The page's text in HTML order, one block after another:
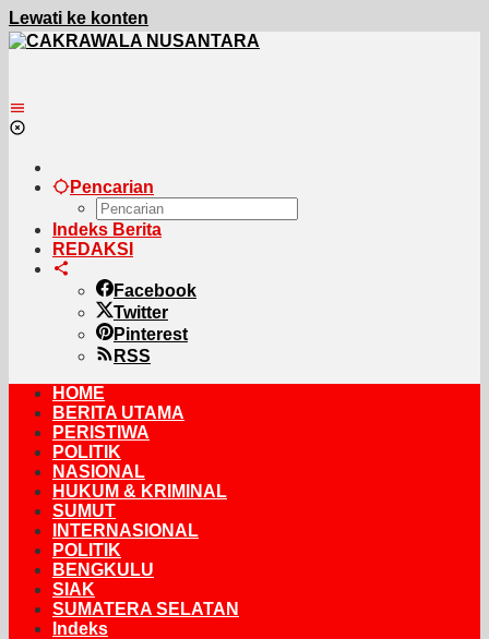
Lewati ke konten
Pencarian
Indeks Berita
REDAKSI
Facebook
Twitter
Pinterest
RSS
HOME
BERITA UTAMA
PERISTIWA
POLITIK
NASIONAL
HUKUM & KRIMINAL
SUMUT
INTERNASIONAL
POLITIK
BENGKULU
SIAK
SUMATERA SELATAN
Indeks